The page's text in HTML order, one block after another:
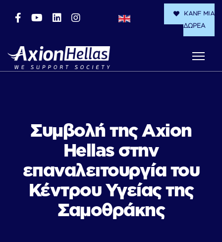
ΚΑΝΕ ΜΙΑ
ΔΩΡΕΑ
Συμβολή της Axion
Hellas στην
επαναλειτουργία του
Κέντρου Υγείας της
Σαμοθράκης